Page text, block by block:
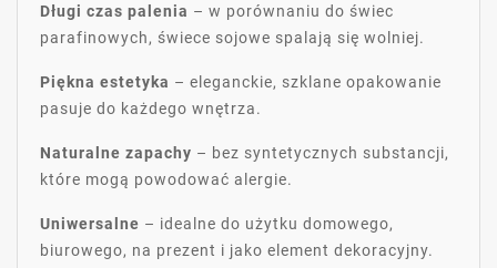
Długi czas palenia – w porównaniu do świec
parafinowych, świece sojowe spalają się wolniej.
Piękna estetyka – eleganckie, szklane opakowanie
pasuje do każdego wnętrza.
Naturalne zapachy – bez syntetycznych substancji,
które mogą powodować alergie.
Uniwersalne – idealne do użytku domowego,
biurowego, na prezent i jako element dekoracyjny.